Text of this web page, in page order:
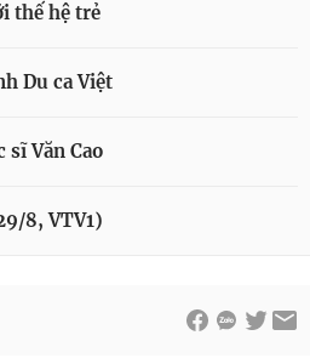
thế hệ trẻ
Du ca Việt
Văn Cao
8, VTV1)